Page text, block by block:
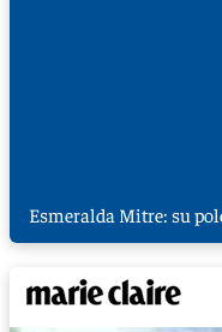
Esmeralda Mitre: su